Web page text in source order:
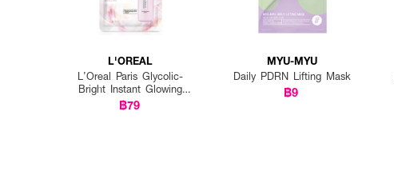
L'OREAL
L’Oreal Paris Glycolic-
Bright Instant Glowing
Serum Mask
฿79
MYU-MYU
Daily PDRN Lifting Mask
฿9